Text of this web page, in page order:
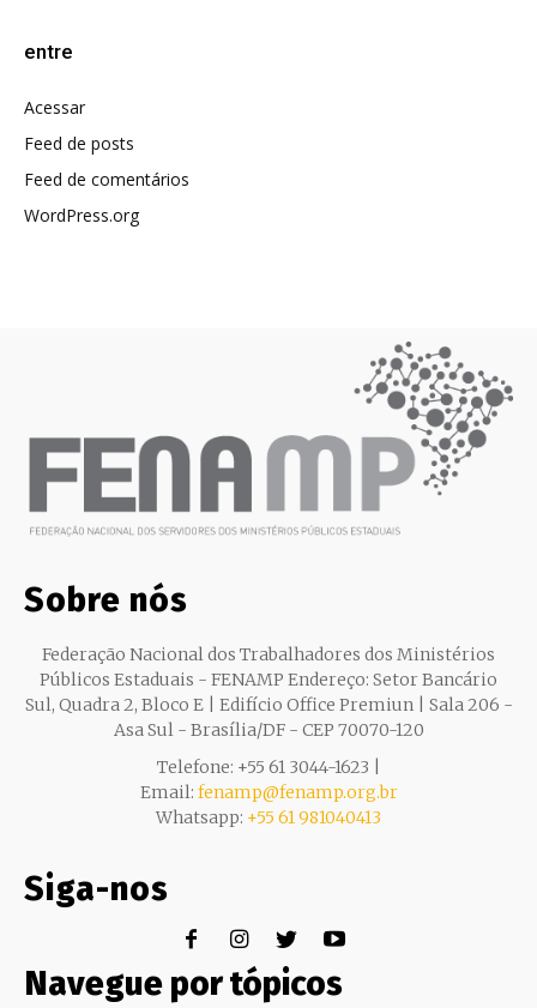
entre
Acessar
Feed de posts
Feed de comentários
WordPress.org
Sobre nós
Federação Nacional dos Trabalhadores dos Ministérios
Públicos Estaduais - FENAMP Endereço: Setor Bancário
Sul, Quadra 2, Bloco E | Edifício Office Premiun | Sala 206 -
Asa Sul - Brasília/DF - CEP 70070-120
Telefone: +55 61 3044-1623 |
Email: fenamp@fenamp.org.br
Whatsapp: +55 61 981040413
Siga-nos
Navegue por tópicos